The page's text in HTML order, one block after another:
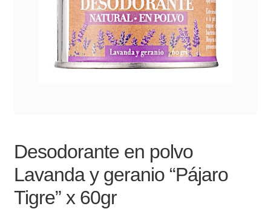
Retirando en Roca Negra
Sobre el Portal
Sugerencias y consultas
Desodorante en polvo
Lavanda y geranio “Pájaro
Tigre” x 60gr